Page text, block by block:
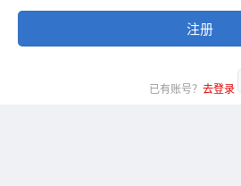
注册
已有账号？ 去登录